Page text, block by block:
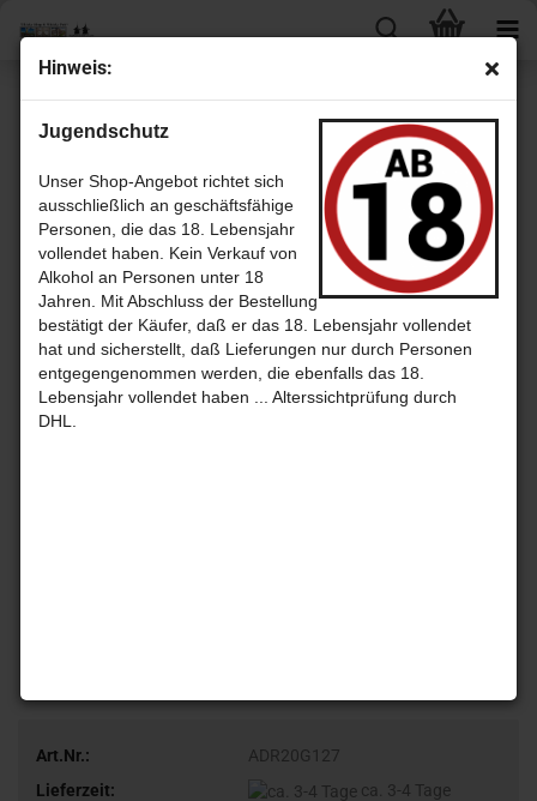
Hinweis:
Jugendschutz
Unser Shop-Angebot richtet sich
ausschließlich an geschäftsfähige
Personen, die das 18. Lebensjahr
vollendet haben. Kein Verkauf von
Alkohol an Personen unter 18
Jahren. Mit Abschluss der Bestellung
bestätigt der Käufer, daß er das 18. Lebensjahr vollendet
hat und sicherstellt, daß Lieferungen nur durch Personen
entgegengenommen werden, die ebenfalls das 18.
Lebensjahr vollendet haben ... Alterssichtprüfung durch
DHL.
« Erster « zurück weiter »
Letzter »
151Artikel in dieser Kategorie
Glenrothes 1990 - 20 Jahre fresh Bourbon Cask No. 19022 mit 52,8%
- A.D.Rattray
Art.Nr.:
ADR20G127
Lieferzeit:
ca. 3-4 Tage